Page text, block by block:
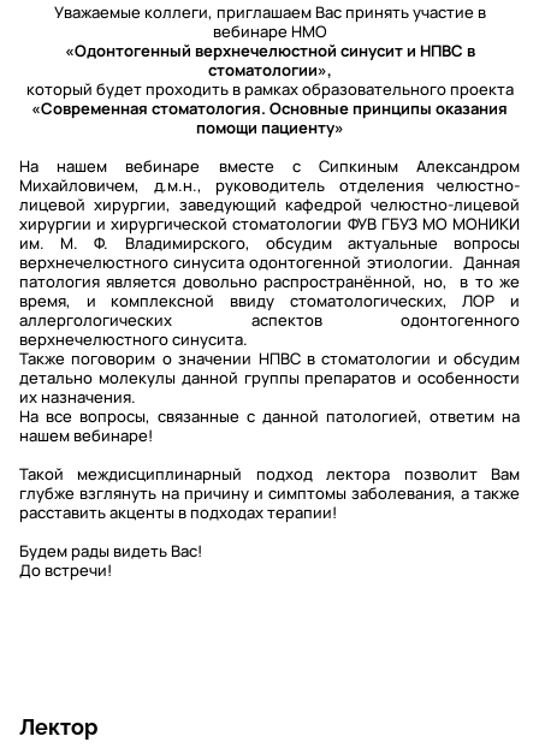
Уважаемые коллеги, приглашаем Вас принять участие в
вебинаре НМО
«Одонтогенный верхнечелюстной синусит и НПВС в
стоматологии»,
который будет проходить в рамках образовательного проекта
«Современная стоматология. Основные принципы оказания
помощи пациенту»
На нашем вебинаре вместе с Сипкиным Александром
Михайловичем, д.м.н., руководитель отделения челюстно-
лицевой хирургии, заведующий кафедрой челюстно-лицевой
хирургии и хирургической стоматологии ФУВ ГБУЗ МО МОНИКИ
им. М. Ф. Владимирского, обсудим актуальные вопросы
верхнечелюстного синусита одонтогенной этиологии. Данная
патология является довольно распространённой, но, в то же
время, и комплексной ввиду стоматологических, ЛОР и
аллергологических аспектов одонтогенного
верхнечелюстного синусита.
Также поговорим о значении НПВС в стоматологии и обсудим
детально молекулы данной группы препаратов и особенности
их назначения.
На все вопросы, связанные с данной патологией, ответим на
нашем вебинаре!
Такой междисциплинарный подход лектора позволит Вам
глубже взглянуть на причину и симптомы заболевания, а также
расставить акценты в подходах терапии!
Будем рады видеть Вас!
До встречи!
Лектор